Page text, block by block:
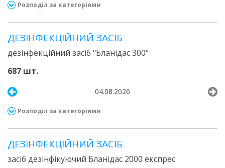
Розподіл за категоріями
ДЕЗIНФЕКЦIЙНИЙ ЗАСIБ
дезінфекційний засіб "Бланідас 300"
687 шт.
04.08.2026
Розподіл за категоріями
ДЕЗІНФЕКЦІЙНИЙ ЗАСІБ
засіб дезінфікуючий Бланідас 2000 експрес